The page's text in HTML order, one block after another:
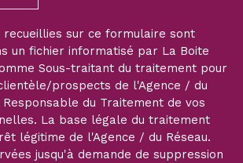
recueillies sur ce formulaire sont
un fichier informatisé par La Boite
Sous-traitant du traitement pour
prospects de l'Agence / du
Responsable du Traitement de vos
La base légale du traitement
légitime de l'Agence / du Réseau.
jusqu'à demande de suppression